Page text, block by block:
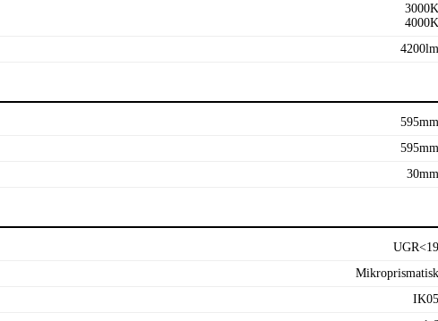
3000K
4000K
4200lm
595mm
595mm
30mm
UGR<19
Mikroprismatisk
IK05